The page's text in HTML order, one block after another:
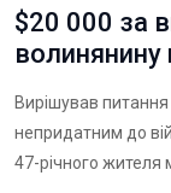
$20 000 за
волинянину
Вирішував
непридатним до
47-річного жителя